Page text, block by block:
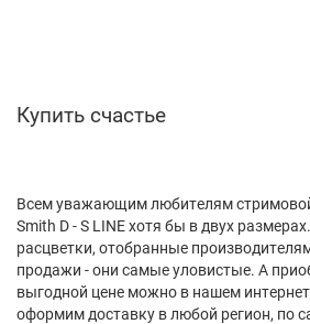
Купить счастье
Всем уважающим любителям
Smith D - S LINE хотя бы в двух
расцветки, отобранные
продажи - они самые уловистые. А
выгодной цене можно в нашем
оформим доставку в любой регион, по